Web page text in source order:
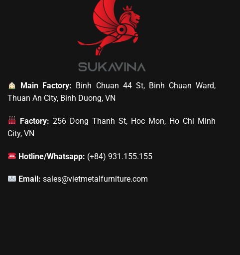
Main Factory: Binh Chuan 44 St, Binh Chuan Ward,
Thuan An City, Binh Duong, VN
Factory: 256 Dong Thanh St, Hoc Mon, Ho Chi Minh
City, VN
Hotline/Whatsapp: (+84) 931.155.155
Email: sales@vietmetalfurniture.com